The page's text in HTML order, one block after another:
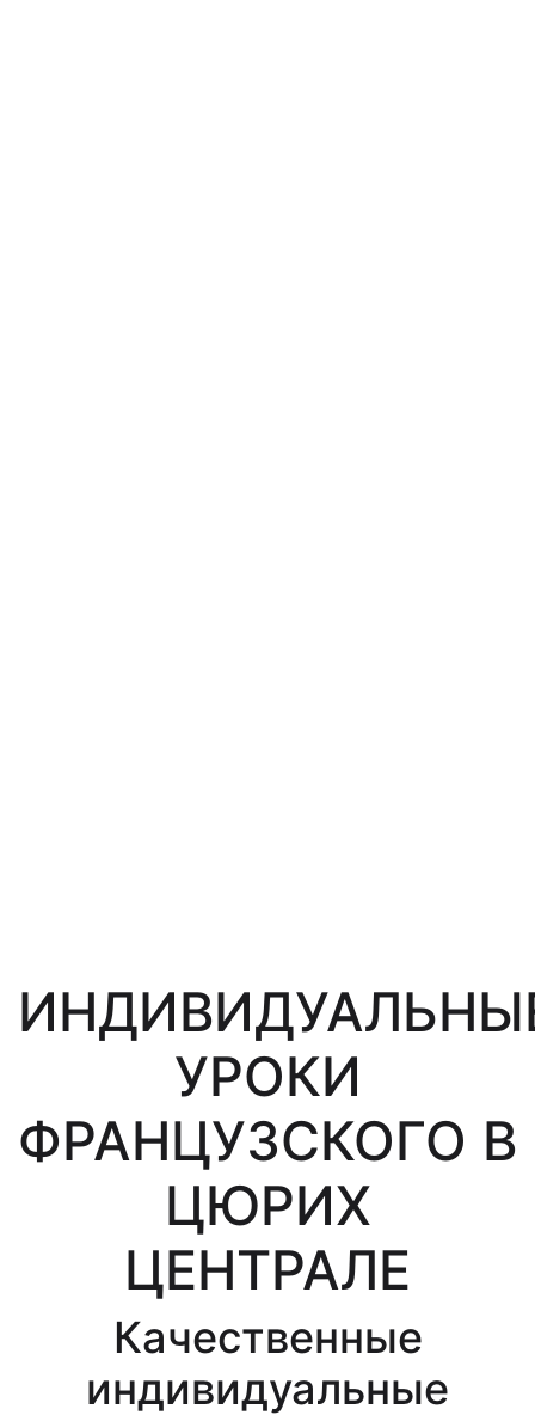
УРОКИ
ФРАНЦУЗСКОГО В
ЦЮРИХ
ЦЕНТРАЛЕ
Качественные
индивидуальные